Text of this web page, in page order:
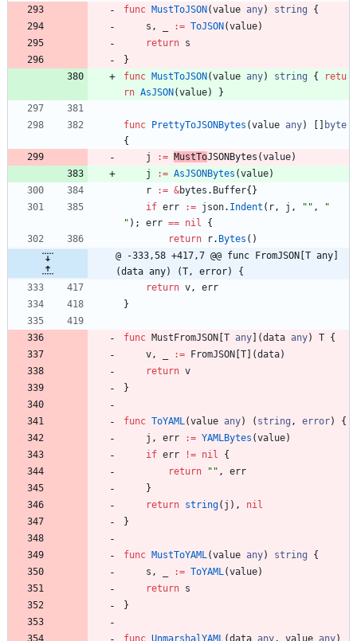
func MustToJSON (value any) string
{
s , := ToJSON (value)
return s
}
func MustToJSON (value any) string {
retu
rn AsJSON (value) }
func PrettyToJSONBytes (value any)
byte
{
j
:= MustToJSONBytes (value)
j
:= AsJSONBytes (value)
r
:= &bytes . Buffer{ }
if err := json. Indent ( r, j , "" ,
"
" ) ; err == nil
{
return
r. Bytes ( )
@ -333,58 +417,7 @@ func FromJSON[T any]
(data any) (T, error) {
return v,
err
}
func MustFromJSON T any (data any) T {
v, := FromJSON T (data)
return v
}
func ToYAML(value any) ( string , error)
{
j , err := YAMLBytes (value)
if err != nil
{
return
"" ,
err
}
return string( j ) ,
nil
}
func MustToYAML(value any) string
{
s , := ToYAML(value)
return s
}